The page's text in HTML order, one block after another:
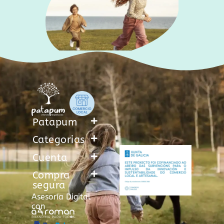
Patapum
Categorias
Cuenta
Compra
segura
Asesoría Digital
con